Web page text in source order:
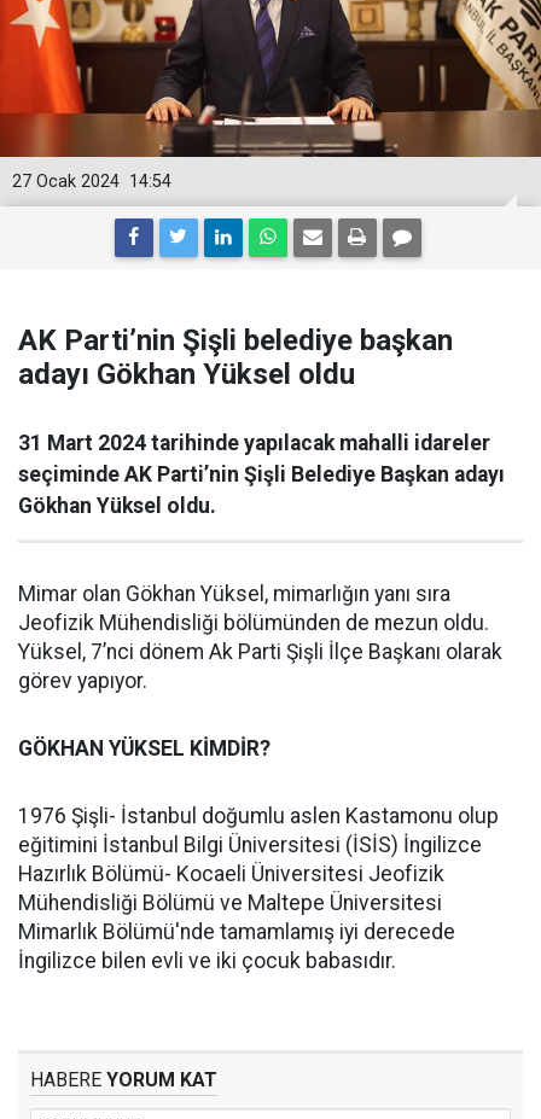
14:54
27 Ocak 2024
AK Parti’nin Şişli belediye başkan
adayı Gökhan Yüksel oldu
31 Mart 2024 tarihinde yapılacak mahalli idareler
seçiminde AK Parti’nin Şişli Belediye Başkan adayı
Gökhan Yüksel oldu.
Mimar olan Gökhan Yüksel, mimarlığın yanı sıra
Jeofizik Mühendisliği bölümünden de mezun oldu.
Yüksel, 7’nci dönem Ak Parti Şişli İlçe Başkanı olarak
görev yapıyor.
GÖKHAN YÜKSEL KİMDİR?
1976 Şişli- İstanbul doğumlu aslen Kastamonu olup
eğitimini İstanbul Bilgi Üniversitesi (İSİS) İngilizce
Hazırlık Bölümü- Kocaeli Üniversitesi Jeofizik
Mühendisliği Bölümü ve Maltepe Üniversitesi
Mimarlık Bölümü'nde tamamlamış iyi derecede
İngilizce bilen evli ve iki çocuk babasıdır.
HABERE YORUM KAT